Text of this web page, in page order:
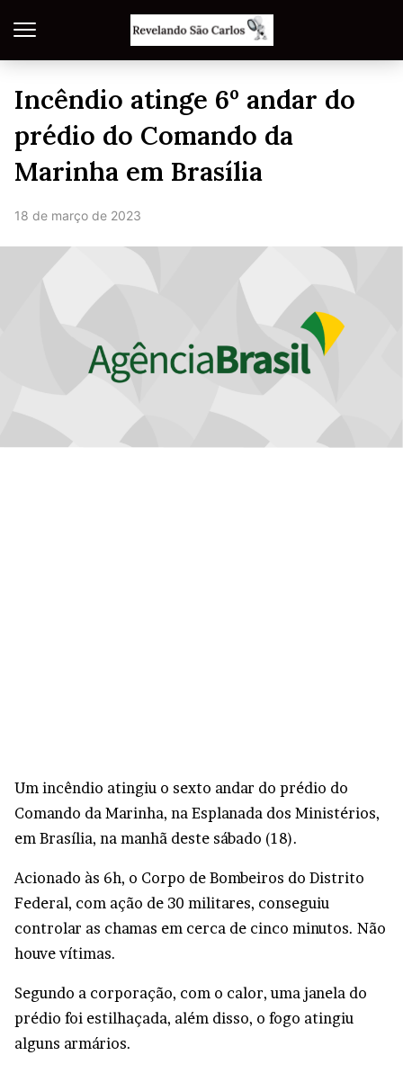
Incêndio atinge 6º andar do
prédio do Comando da
Marinha em Brasília
18 de março de 2023
Um incêndio atingiu o sexto andar do prédio do
Comando da Marinha, na Esplanada dos Ministérios,
em Brasília, na manhã deste sábado (18).
Acionado às 6h, o Corpo de Bombeiros do Distrito
Federal, com ação de 30 militares, conseguiu
controlar as chamas em cerca de cinco minutos. Não
houve vítimas.
Segundo a corporação, com o calor, uma janela do
prédio foi estilhaçada, além disso, o fogo atingiu
alguns armários.